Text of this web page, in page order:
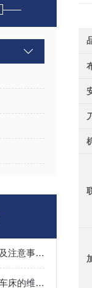
日常使用数控车床的技巧及注意事项有哪些？
台中精机揭秘：整体斜身车床的维护保养艺术